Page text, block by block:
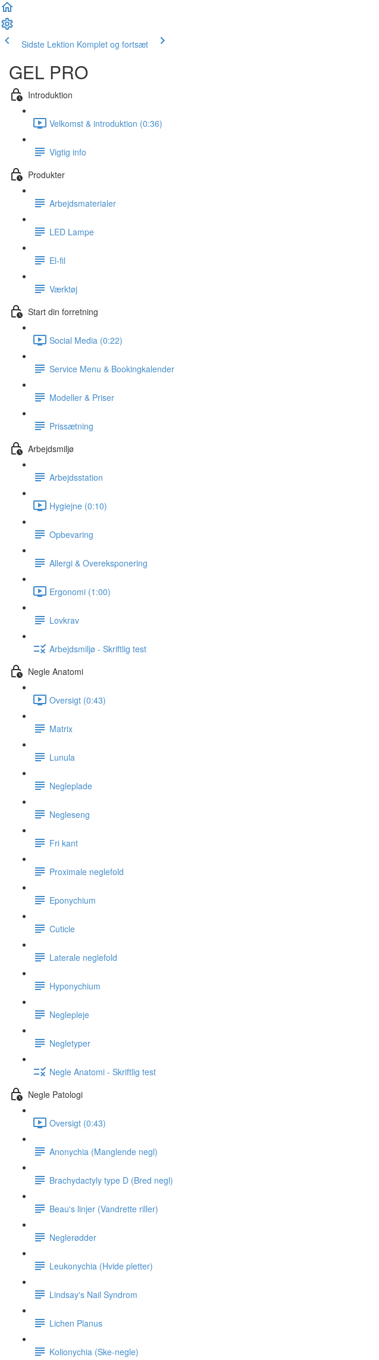
Sidste Lektion Komplet og fortsæt
GEL PRO
Introduktion
Velkomst & introduktion (0:36)
Vigtig info
Produkter
Arbejdsmaterialer
LED Lampe
El-fil
Værktøj
Start din forretning
Social Media (0:22)
Service Menu & Bookingkalender
Modeller & Priser
Prissætning
Arbejdsmiljø
Arbejdsstation
Hygiejne (0:10)
Opbevaring
Allergi & Overeksponering
Ergonomi (1:00)
Lovkrav
Arbejdsmiljø - Skriftlig test
Negle Anatomi
Oversigt (0:43)
Matrix
Lunula
Negleplade
Negleseng
Fri kant
Proximale neglefold
Eponychium
Cuticle
Laterale neglefold
Hyponychium
Neglepleje
Negletyper
Negle Anatomi - Skriftlig test
Negle Patologi
Oversigt (0:43)
Anonychia (Manglende negl)
Brachydactyly type D (Bred negl)
Beau's linjer (Vandrette riller)
Neglerødder
Leukonychia (Hvide pletter)
Lindsay's Nail Syndrom
Lichen Planus
Kolionychia (Ske-negle)